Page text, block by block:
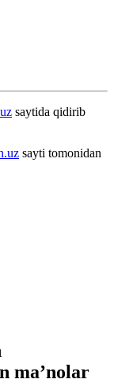
saytida qidirib
sayti tomonidan
ma’nolar